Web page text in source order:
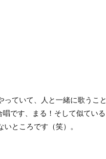
ていて、人と一緒に歌うこ
です、まる！そして似てい
ところです（笑）。